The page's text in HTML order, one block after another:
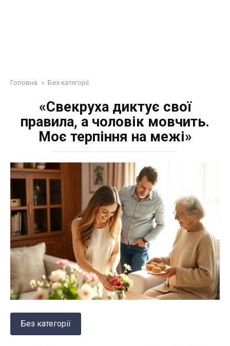
Головна » Без категорії
«Свекруха диктує свої
правила, а чоловік мовчить.
Моє терпіння на межі»
Без категорії